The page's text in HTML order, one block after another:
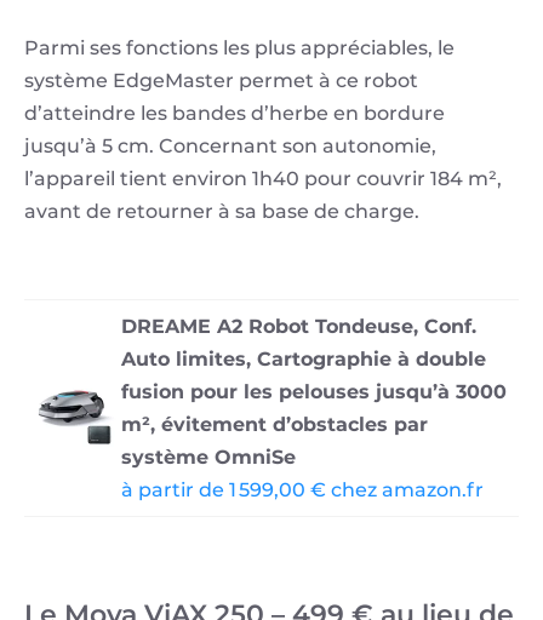
Parmi ses fonctions les plus appréciables, le
système EdgeMaster permet à ce robot
d’atteindre les bandes d’herbe en bordure
jusqu’à 5 cm. Concernant son autonomie,
l’appareil tient environ 1h40 pour couvrir 184 m²,
avant de retourner à sa base de charge.
DREAME A2 Robot Tondeuse, Conf.
Auto limites, Cartographie à double
fusion pour les pelouses jusqu’à 3000
m², évitement d’obstacles par
système OmniSe
à partir de 1 599,00 € chez amazon.fr